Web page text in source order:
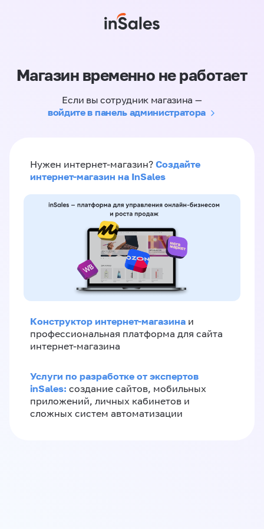
Магазин временно не работает
Если вы сотрудник магазина —
войдите в панель администратора
Нужен интернет-магазин? Создайте
интернет-магазин на InSales
Конструктор интернет-магазина и
профессиональная платформа для сайта
интернет-магазина
Услуги по разработке от экспертов
inSales: создание сайтов, мобильных
приложений, личных кабинетов и
сложных систем автоматизации